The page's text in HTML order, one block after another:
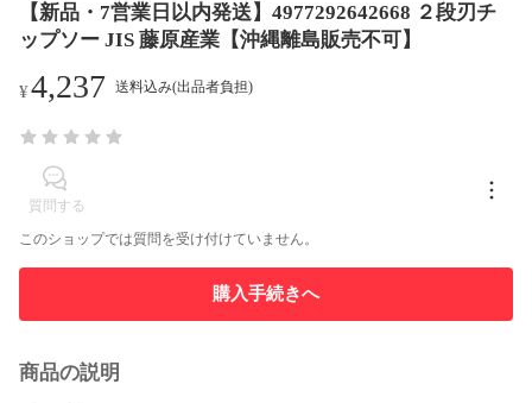
【新品・7営業日以内発送】4977292642668 ２段刃チ
ップソー JIS 藤原産業【沖縄離島販売不可】
¥4,237 送料込み(出品者負担)
質問する
このショップでは質問を受け付けていません。
購入手続きへ
商品の説明